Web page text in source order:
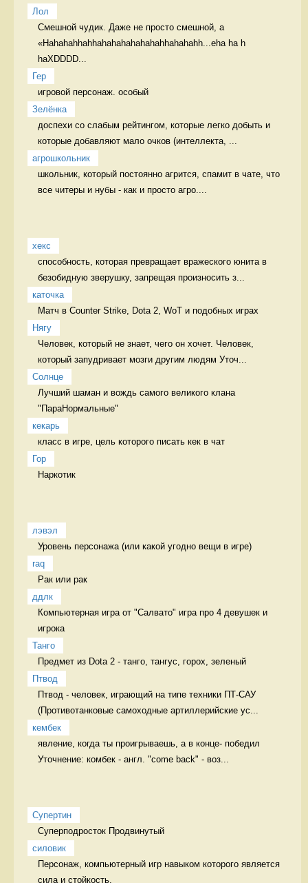
Лол
Смешной чудик. Даже не просто смешной, а
«Hahahahhahhahahahahahahahhahahahh...eha ha h
haXDDDD...
Гер
игровой персонаж. особый
Зелёнка
доспехи со слабым рейтингом, которые легко добыть и
которые добавляют мало очков (интеллекта, ...
агрошкольник
школьник, который постоянно агрится, спамит в чате, что
все читеры и нубы - как и просто агро....
хекс
способность, которая превращает вражеского юнита в
безобидную зверушку, запрещая произносить з...
каточка
Матч в Counter Strike, Dota 2, WoT и подобных играх
Нягу
Человек, который не знает, чего он хочет. Человек,
который запудривает мозги другим людям Уточ...
Солнце
Лучший шаман и вождь самого великого клана
"ПараНормальные"
кекарь
класс в игре, цель которого писать кек в чат
Гор
Наркотик
лэвэл
Уровень персонажа (или какой угодно вещи в игре)
raq
Рак или рак
ддлк
Компьютерная игра от "Салвато" игра про 4 девушек и
игрока
Танго
Предмет из Dota 2 - танго, тангус, горох, зеленый
Птвод
Птвод - человек, играющий на типе техники ПТ-САУ
(Противотанковые самоходные артиллерийские ус...
кембек
явление, когда ты проигрываешь, а в конце- победил
Уточнение: комбек - англ. "come back" - воз...
Супертин
Суперподросток Продвинутый
силовик
Персонаж, компьютерный игр навыком которого является
сила и стойкость.